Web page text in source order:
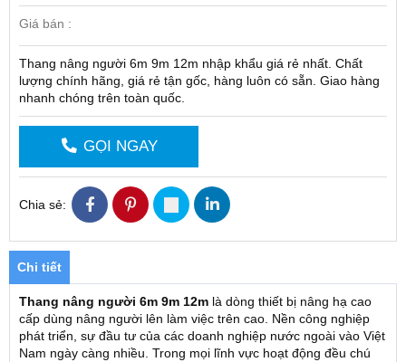
Giá bán :
Thang nâng người 6m 9m 12m nhập khẩu giá rẻ nhất. Chất
lượng chính hãng, giá rẻ tận gốc, hàng luôn có sẵn. Giao hàng
nhanh chóng trên toàn quốc.
GỌI NGAY
Chia sẻ:
Chi tiết
Thang nâng người 6m 9m 12m là dòng thiết bị nâng hạ cao
cấp dùng nâng người lên làm việc trên cao. Nền công nghiệp
phát triển, sự đầu tư của các doanh nghiệp nước ngoài vào Việt
Nam ngày càng nhiều. Trong mọi lĩnh vực hoạt động đều chú